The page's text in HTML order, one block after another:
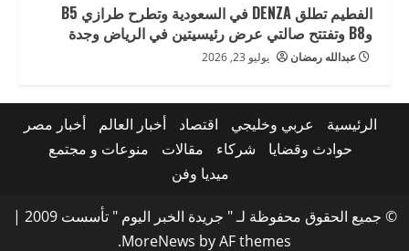
الفطيم تطلق DENZA في السعودية وتطرح طرازي B5
وB8 وتفتتح صالتي عرض رئيسيتين في الرياض وجدة
عبدالله رمضان يوليو 23, 2026
الرئيسية عربي وخليجي اقتصاد أخبار العالم
أخبار مصر
حوادث وقضايا
شركاء مقالات
منوعات و مجتمع
ميديا وفن
© جميع الحقوق محفوظة لـ " جريدة الخبر اليوم " تأسست 2009
|
MoreNews by AF themes.